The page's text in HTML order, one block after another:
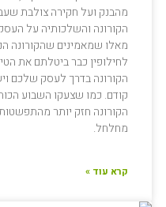
מהבנק ועל חקירה צולבת
הקורונה והשלכותיה על
מאלו שמאמינים שהקורונה
לחילופין כבר ביטלתם את
הקורונה בדרך לעסק שלכם
קודם. כמו שצעקו השבוע
הקורונה חזק יותר
מחלחל.
קרא עוד »